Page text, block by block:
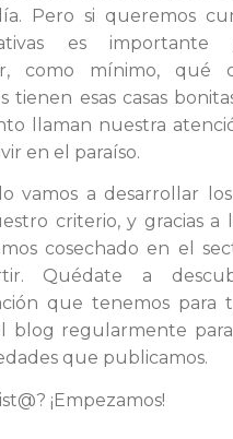
Pero si queremos
es importante
como mínimo, qué
tienen esas casas
llaman nuestra
en el paraíso.
vamos a desarrollar
criterio, y gracias a
cosechado en el
Quédate a
que tenemos para
blog regularmente
que publicamos.
¡Empezamos!